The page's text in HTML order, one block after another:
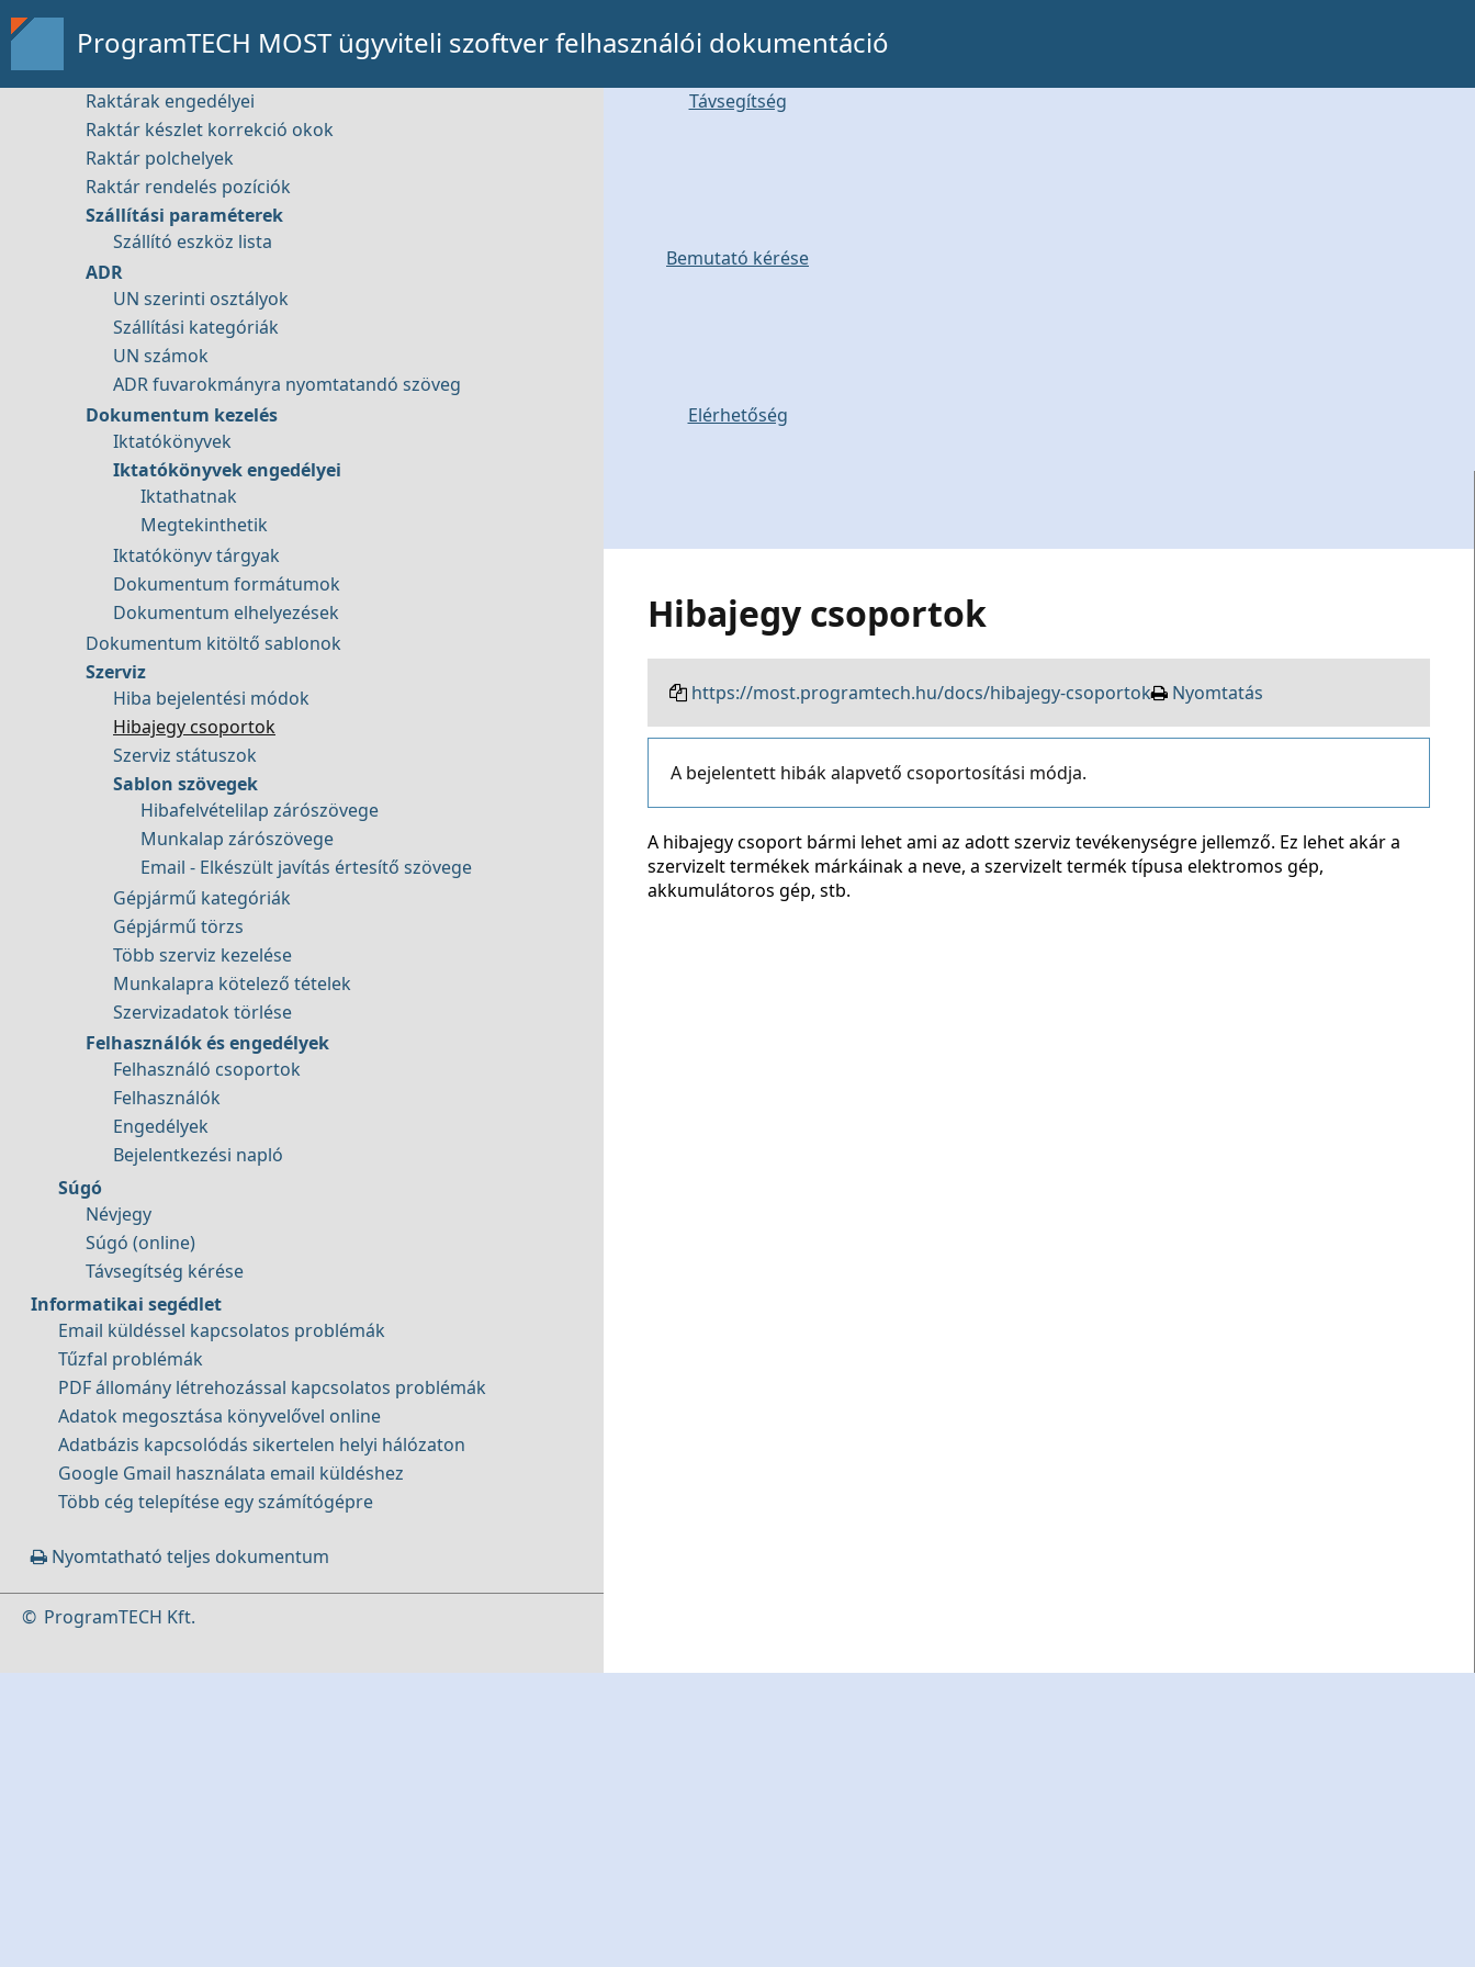
Távsegítség
Távsegítség
Bemutató kérése
Bemutató kérése
Elérhetőség
Elérhetőség
ProgramTECH MOST ügyviteli szoftver felhasználói dokumentáció
Házipénztár alapadatok
Raktárak engedélyei
Raktár készlet korrekció okok
Raktár polchelyek
Raktár rendelés pozíciók
Szállítási paraméterek
Szállító eszköz lista
ADR
UN szerinti osztályok
Szállítási kategóriák
UN számok
ADR fuvarokmányra nyomtatandó szöveg
Dokumentum kezelés
Iktatókönyvek
Iktatókönyvek engedélyei
Iktathatnak
Megtekinthetik
Iktatókönyv tárgyak
Dokumentum formátumok
Dokumentum elhelyezések
Dokumentum kitöltő sablonok
Szerviz
Hiba bejelentési módok
Hibajegy csoportok
Szerviz státuszok
Sablon szövegek
Hibafelvételilap zárószövege
Munkalap zárószövege
Email - Elkészült javítás értesítő szövege
Gépjármű kategóriák
Gépjármű törzs
Több szerviz kezelése
Munkalapra kötelező tételek
Szervizadatok törlése
Felhasználók és engedélyek
Felhasználó csoportok
Felhasználók
Engedélyek
Bejelentkezési napló
Súgó
Névjegy
Súgó (online)
Távsegítség kérése
Informatikai segédlet
Email küldéssel kapcsolatos problémák
Tűzfal problémák
PDF állomány létrehozással kapcsolatos problémák
Adatok megosztása könyvelővel online
Adatbázis kapcsolódás sikertelen helyi hálózaton
Google Gmail használata email küldéshez
Több cég telepítése egy számítógépre
Nyomtatható teljes dokumentum
© ProgramTECH Kft.
Hibajegy csoportok
https://most.programtech.hu/docs/hibajegy-csoportok Nyomtatás
A bejelentett hibák alapvető csoportosítási módja.
A hibajegy csoport bármi lehet ami az adott szerviz tevékenységre jellemző. Ez lehet akár a
szervizelt termékek márkáinak a neve, a szervizelt termék típusa elektromos gép,
akkumulátoros gép, stb.